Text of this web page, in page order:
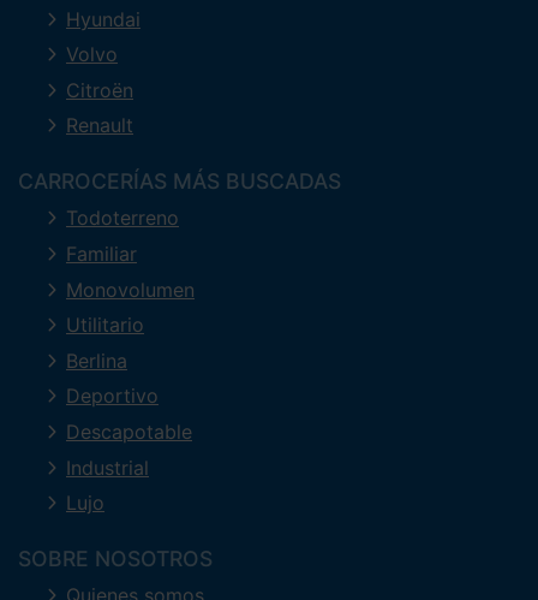
Hyundai
Volvo
Citroën
Renault
CARROCERÍAS MÁS BUSCADAS
Todoterreno
Familiar
Monovolumen
Utilitario
Berlina
Deportivo
Descapotable
Industrial
Lujo
SOBRE NOSOTROS